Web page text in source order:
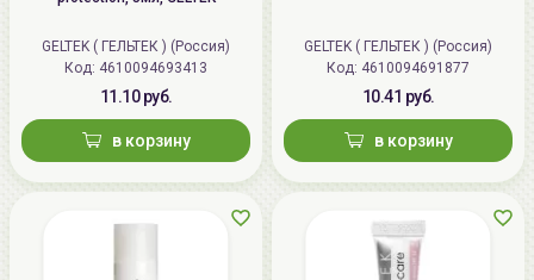
искусственных красителей, спирта, минеральных
масел и отдушек.
Подходит для всех типов кожи.
Способ применения:
Нанесите небольшое
количество крема на предварительноочищеннуюи
тонизированнуюкожу.
GELTEK ( ГЕЛЬТЕК ) (Россия)
Код: 4610094693413
11.10 руб.
в корзину
GELTEK ( ГЕЛЬТЕК ) (Россия)
Код: 4610094691877
10.41 руб.
в корзину